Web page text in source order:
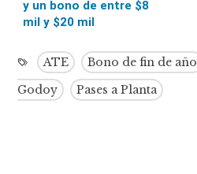
y un bono de entre $8
mil y $20 mil
ATE Bono de fin de año
Godoy
Pases a Planta